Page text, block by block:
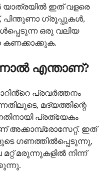
യാത്രയിൽ ഇത് വളരെ
പിന്തുണാ ഗ്രൂപ്പുകൾ,
ഒരു വലിയ
കണക്കാക്കുക.
എന്താണ്?
പ്രവർത്തനം
മദ്യത്തിന്റെ
പ്രത്യേകം
അക്കാമ്പ്രോസേറ്റ്. ഇത്
ഗണത്തിൽപ്പെടുന്നു,
മരുന്നുകളിൽ നിന്ന്